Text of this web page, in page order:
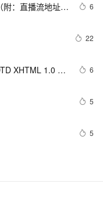
：直播流地址、
6
22
XHTML 1.0
strict.dtd">
6
5
5
XHTML 1.0